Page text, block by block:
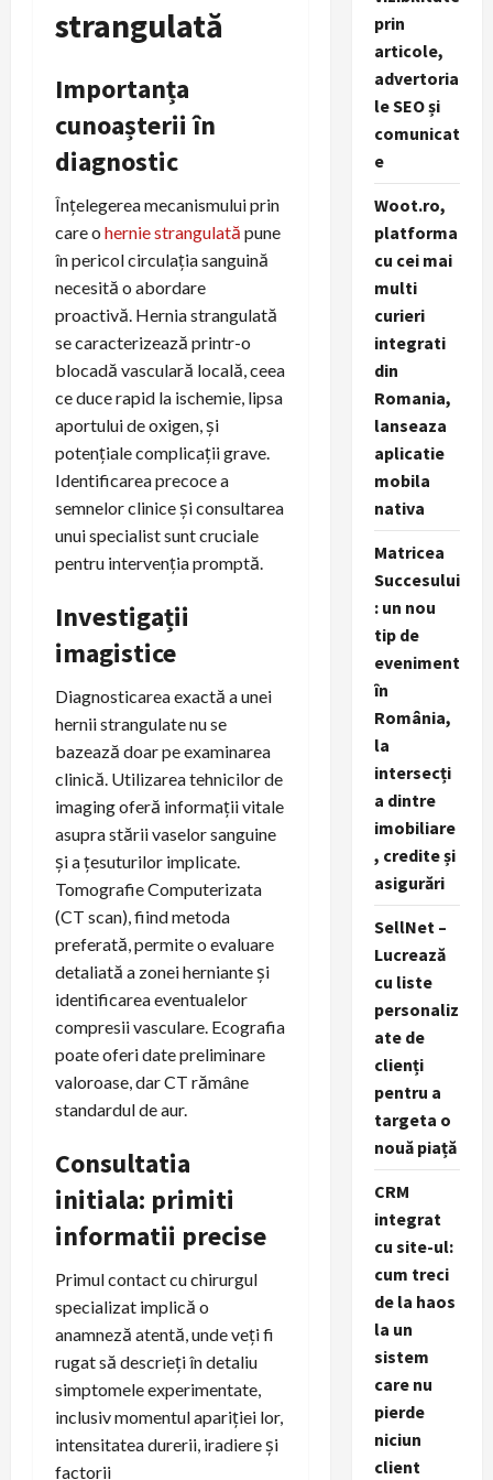
strangulată
Importanța
cunoașterii în
diagnostic
Înțelegerea mecanismului prin
care o hernie strangulată pune
în pericol circulația sanguină
necesită o abordare
proactivă. Hernia strangulată
se caracterizează printr-o
blocadă vasculară locală, ceea
ce duce rapid la ischemie, lipsa
aportului de oxigen, și
potențiale complicații grave.
Identificarea precoce a
semnelor clinice și consultarea
unui specialist sunt cruciale
pentru intervenția promptă.
Investigații
imagistice
Diagnosticarea exactă a unei
hernii strangulate nu se
bazează doar pe examinarea
clinică. Utilizarea tehnicilor de
imaging oferă informații vitale
asupra stării vaselor sanguine
și a țesuturilor implicate.
Tomografie Computerizata
(CT scan), fiind metoda
preferată, permite o evaluare
detaliată a zonei herniante și
identificarea eventualelor
compresii vasculare. Ecografia
poate oferi date preliminare
valoroase, dar CT rămâne
standardul de aur.
Consultatia
initiala: primiti
informatii precise
Primul contact cu chirurgul
specializat implică o
anamneză atentă, unde veți fi
rugat să descrieți în detaliu
simptomele experimentate,
inclusiv momentul apariției lor,
intensitatea durerii, iradiere și
factorii
prin
articole,
advertoria
le SEO și
comunicat
e
Woot.ro,
platforma
cu cei mai
multi
curieri
integrati
din
Romania,
lanseaza
aplicatie
mobila
nativa
Matricea
Succesului
: un nou
tip de
eveniment
în
România,
la
intersecți
a dintre
imobiliare
, credite și
asigurări
SellNet –
Lucrează
cu liste
personaliz
ate de
clienți
pentru a
targeta o
nouă piață
CRM
integrat
cu site-ul:
cum treci
de la haos
la un
sistem
care nu
pierde
niciun
client